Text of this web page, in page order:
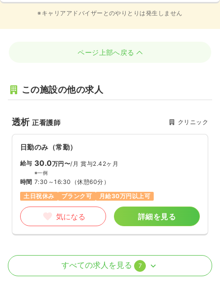
※キャリアアドバイザーとのやりとりは発生しません
ページ上部へ戻る
この施設の他の求人
透析正看護師 クリニック
日勤のみ（常勤）
給与 30.0万円〜/月 賞与2.42ヶ月
※一例
時間 7:30～16:30 （休憩60分）
土日祝休み
ブランク可 月給30万円以上可
気になる 詳細を見る
病棟 正・准看護師すべての求人を見る 7